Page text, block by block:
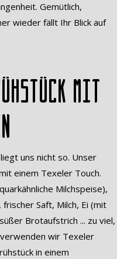
Gemütlich,
wieder fällt Ihr Blick auf
mit
uns nicht so. Unser
einem Texeler Touch.
Milchspeise),
Saft, Milch, Ei (mit
Brotaufstrich ... zu viel,
wir Texeler
in einem